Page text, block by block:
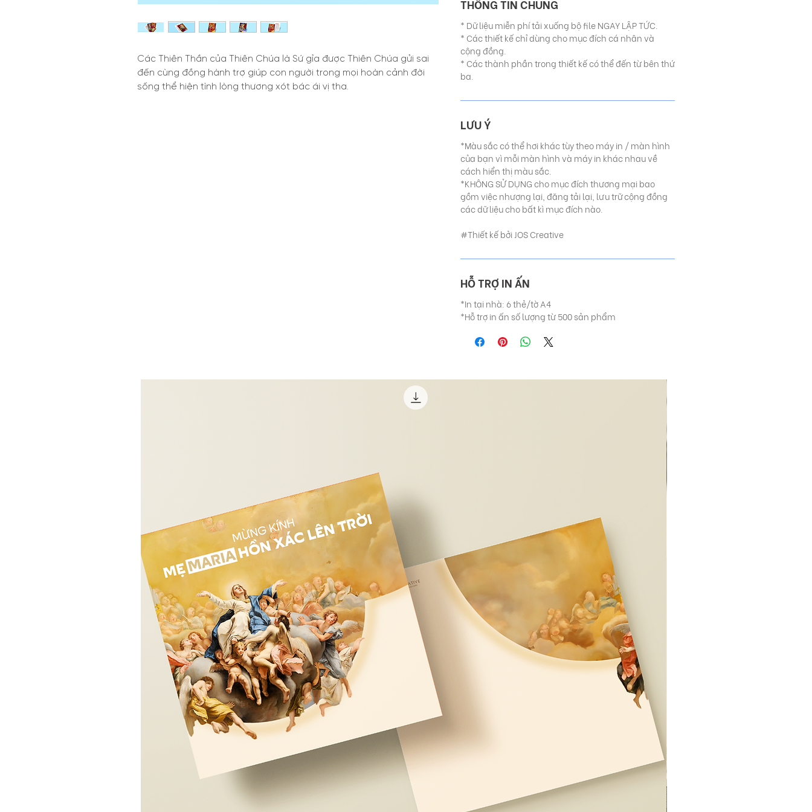
Các Thiên Thần của Thiên Chúa là Sứ gỉa được Thiên Chúa gửi sai
đến cùng đồng hành trợ giúp con người trong mọi hoàn cảnh đời
sống thể hiện tình lòng thương xót bác ái vị tha.
THÔNG TIN CHUNG
* Dữ liệu miễn phí tải xuống bộ file NGAY LẬP TỨC.
* Các thiết kế chỉ dùng cho mục đích cá nhân và
cộng đồng.
* Các thành phần trong thiết kế có thể đến từ bên thứ
ba.
LƯU Ý
*Màu sắc có thể hơi khác tùy theo máy in / màn hình
của bạn vì mỗi màn hình và máy in khác nhau về
cách hiển thị màu sắc.
*KHÔNG SỬ DỤNG cho mục đích thương mại bao
gồm việc nhượng lại, đăng tải lại, lưu trữ cộng đồng
các dữ liệu cho bất kì mục đích nào.
#Thiết kế bởi JOS Creative
HỖ TRỢ IN ẤN
*In tại nhà: 6 thẻ/tờ A4
*Hỗ trợ in ấn số lượng từ 500 sản phẩm